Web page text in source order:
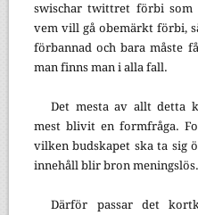
swischar twittret förbi som
vem vill gå obemärkt förbi,
förbannad och bara måste
man finns man i alla fall.
Det mesta av allt detta
mest blivit en formfråga.
vilken budskapet ska ta sig
innehåll blir bron meningslös.
Därför passar det